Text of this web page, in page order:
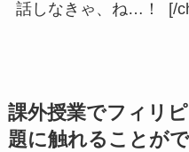
話しなきゃ、ね…！ [/
課外授業でフィリ
題に触れることが